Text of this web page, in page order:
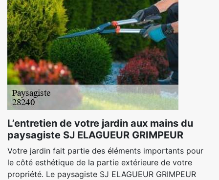
L’entretien de votre jardin aux mains du
paysagiste SJ ELAGUEUR GRIMPEUR
Votre jardin fait partie des éléments importants pour
le côté esthétique de la partie extérieure de votre
propriété. Le paysagiste SJ ELAGUEUR GRIMPEUR